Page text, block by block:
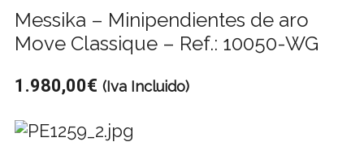
Messika – Minipendientes de aro
Move Classique – Ref.: 10050-WG
1.980,00€ (Iva Incluido)